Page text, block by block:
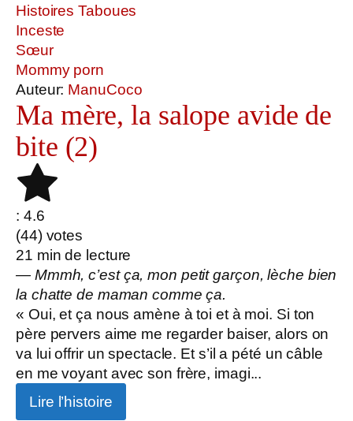
Histoires Taboues
Inceste
Sœur
Mommy porn
Auteur: ManuCoco
Ma mère, la salope avide de
bite (2)
: 4.6
(44) votes
21 min de lecture
— Mmmh, c’est ça, mon petit garçon, lèche bien
la chatte de maman comme ça.
« Oui, et ça nous amène à toi et à moi. Si ton
père pervers aime me regarder baiser, alors on
va lui offrir un spectacle. Et s’il a pété un câble
en me voyant avec son frère, imagi...
Lire l’histoire